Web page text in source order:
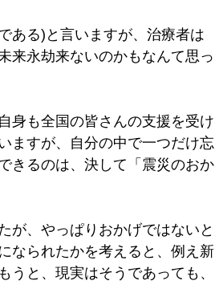
ある)と言いますが、治療者は
来永劫来ないのかもなんて思っ
身も全国の皆さんの支援を受け
ますが、自分の中で一つだけ忘
きるのは、決して「震災のおか
が、やっぱりおかげではないと
なられたかを考えると、例え新
うと、現実はそうであっても、